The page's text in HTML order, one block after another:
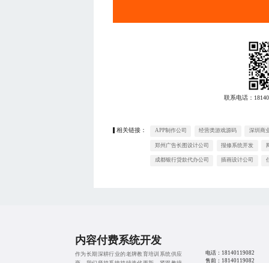
联系电话：
相关链接： APP制作公司 经营类游戏源码 深圳商
郑州广告长图设计公司 报修系统开发
成都银行贷款代办公司 插画设计公司
内容付费系统开发
作为长期深耕行业的老牌教育培训系统供应
电话： 18140119082
售前： 18140119082